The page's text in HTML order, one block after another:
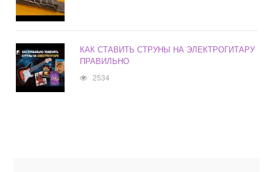
КАК СТАВИТЬ СТРУНЫ НА ЭЛЕКТРОГИТАРУ
ПРАВИЛЬНО
2534